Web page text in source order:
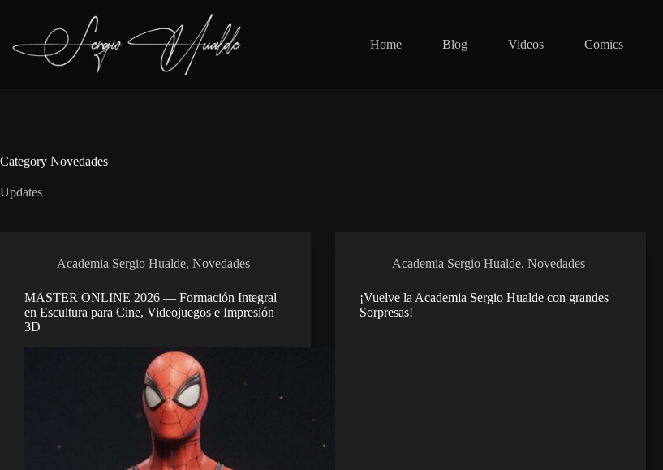
Home Blog Videos Comics
Category Novedades
Updates
Academia Sergio Hualde, Novedades
MASTER ONLINE 2026 — Formación Integral
en Escultura para Cine, Videojuegos e Impresión
3D
Academia Sergio Hualde,Novedades
¡Vuelve la Academia Sergio Hualde con grandes
Sorpresas!